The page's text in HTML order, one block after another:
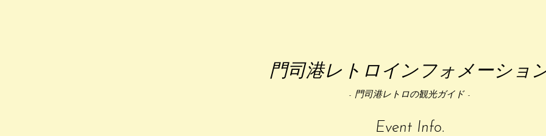
門司港レトロインフォメーショ
- 門司港レトロの観光ガイド -
Event Info.